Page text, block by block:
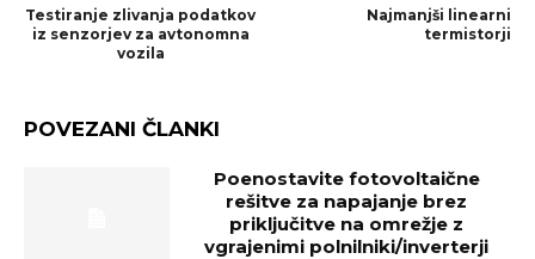
Testiranje zlivanja podatkov
iz senzorjev za avtonomna
vozila
Najmanjši linearni
termistorji
POVEZANI ČLANKI
Poenostavite fotovoltaične
rešitve za napajanje brez
priključitve na omrežje z
vgrajenimi polnilniki/inverterji